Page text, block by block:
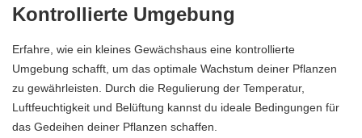
Kontrollierte Umgebung
Erfahre, wie ein kleines Gewächshaus eine kontrollierte
Umgebung schafft, um das optimale Wachstum deiner Pflanzen
zu gewährleisten. Durch die Regulierung der Temperatur,
Luftfeuchtigkeit und Belüftung kannst du ideale Bedingungen für
das Gedeihen deiner Pflanzen schaffen.